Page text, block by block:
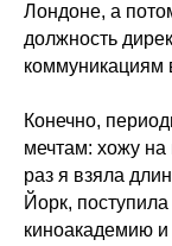
Лондоне, а
должность
коммуникациям
Конечно,
мечтам: хожу на
раз я взяла
Йорк,
киноакадемию